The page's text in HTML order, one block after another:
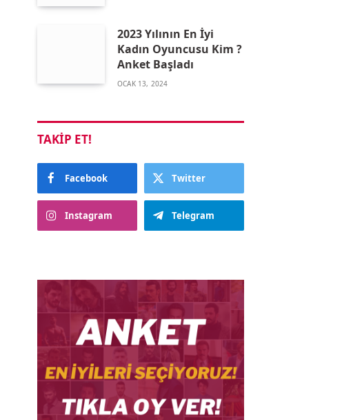
2023 Yılının En İyi
Kadın Oyuncusu Kim ?
Anket Başladı
OCAK 13, 2024
TAKIP ET!
Facebook Twitter
Instagram Telegram